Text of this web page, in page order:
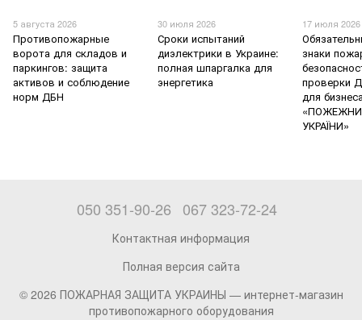
5 августа 2026
Противопожарные
ворота для складов и
паркингов: защита
активов и соблюдение
норм ДБН
30 июля 2026
Сроки испытаний
диэлектрики в Украине:
полная шпаргалка для
энергетика
17 июля 2026
знаки
проверки
для
УКРАЇНИ»
050 351-90-26 067 323-72-24
Контактная информация
Полная версия сайта
© 2026 ПОЖАРНАЯ ЗАЩИТА УКРАИНЫ — интернет-магазин
противопожарного оборудования